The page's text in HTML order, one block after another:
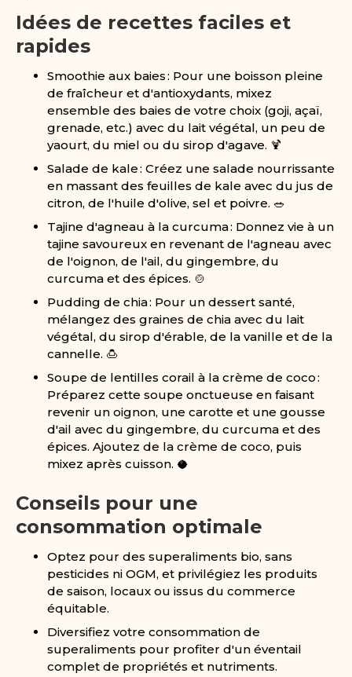
Idées de recettes faciles et
rapides
Smoothie aux baies : Pour une boisson pleine
de fraîcheur et d'antioxydants, mixez
ensemble des baies de votre choix (goji, açaï,
grenade, etc.) avec du lait végétal, un peu de
yaourt, du miel ou du sirop d'agave. 🍹
Salade de kale : Créez une salade nourrissante
en massant des feuilles de kale avec du jus de
citron, de l'huile d'olive, sel et poivre. 🥗
Tajine d'agneau à la curcuma : Donnez vie à un
tajine savoureux en revenant de l'agneau avec
de l'oignon, de l'ail, du gingembre, du
curcuma et des épices. 🍲
Pudding de chia : Pour un dessert santé,
mélangez des graines de chia avec du lait
végétal, du sirop d'érable, de la vanille et de la
cannelle. 🍮
Soupe de lentilles corail à la crème de coco :
Préparez cette soupe onctueuse en faisant
revenir un oignon, une carotte et une gousse
d'ail avec du gingembre, du curcuma et des
épices. Ajoutez de la crème de coco, puis
mixez après cuisson. 🥥
Conseils pour une
consommation optimale
Optez pour des superaliments bio, sans
pesticides ni OGM, et privilégiez les produits
de saison, locaux ou issus du commerce
équitable.
Diversifiez votre consommation de
superaliments pour profiter d'un éventail
complet de propriétés et nutriments.